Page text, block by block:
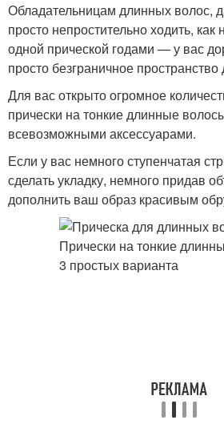
Обладательницам длинных волос,
просто непростительно ходить,
одной прической годами — у вас
просто безграничное
Для вас открыто огромное
прически на тонкие длинные
всевозможными аксессуарами.
Если у вас немного ступенчатая
сделать укладку, немного придав
дополнить ваш образ красивым